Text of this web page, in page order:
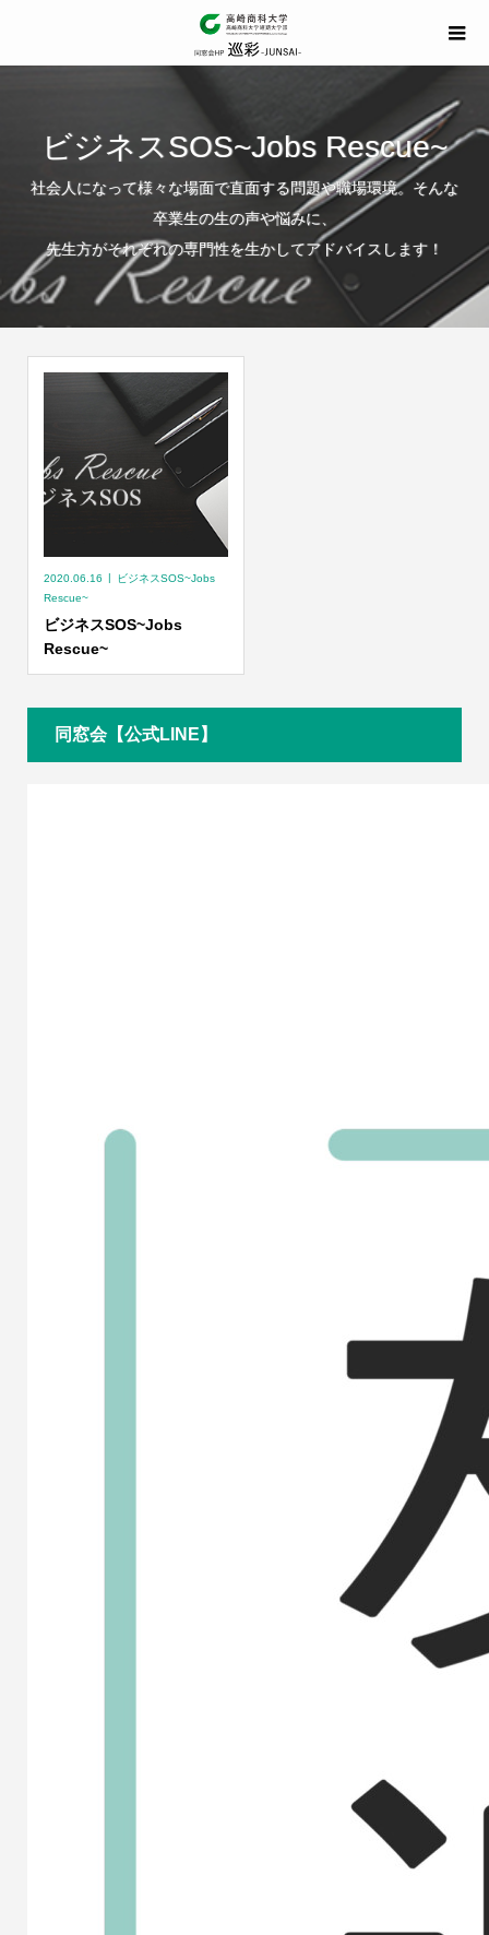
ビジネスSOS~Jobs Rescue~
社会人になって様々な場面で直面する問題や職場環境。そんな
卒業生の生の声や悩みに、
先生方がそれぞれの専門性を生かしてアドバイスします！
2020.06.16
ビジネスSOS~Jobs
Rescue~
ビジネスSOS~Jobs
Rescue~
同窓会【公式LINE】